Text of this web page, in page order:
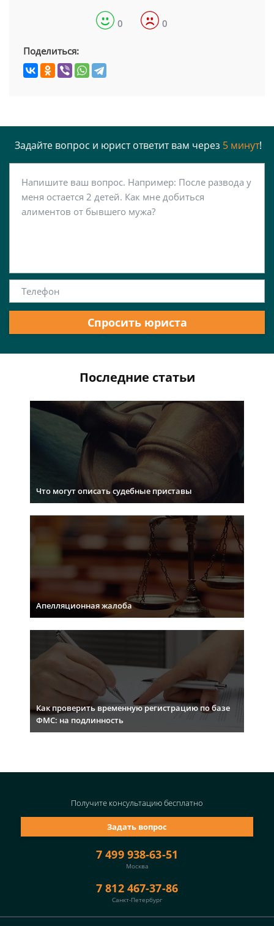
0 0
Поделиться:
Задайте вопрос и юрист ответит вам через 5 минут!
Спросить юриста
Последние статьи
Что могут описать судебные приставы
Апелляционная жалоба
Как проверить временную регистрацию по базе
ФМС: на подлинность
7 499 938-63-51
Москва
7 812 467-37-86
Санкт-Петербург
Задать вопрос
Получите консультациюбесплатно